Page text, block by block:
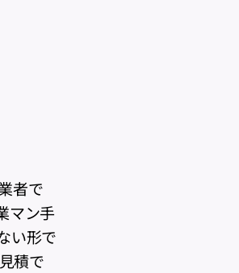
者で
マン手
い形で
積で